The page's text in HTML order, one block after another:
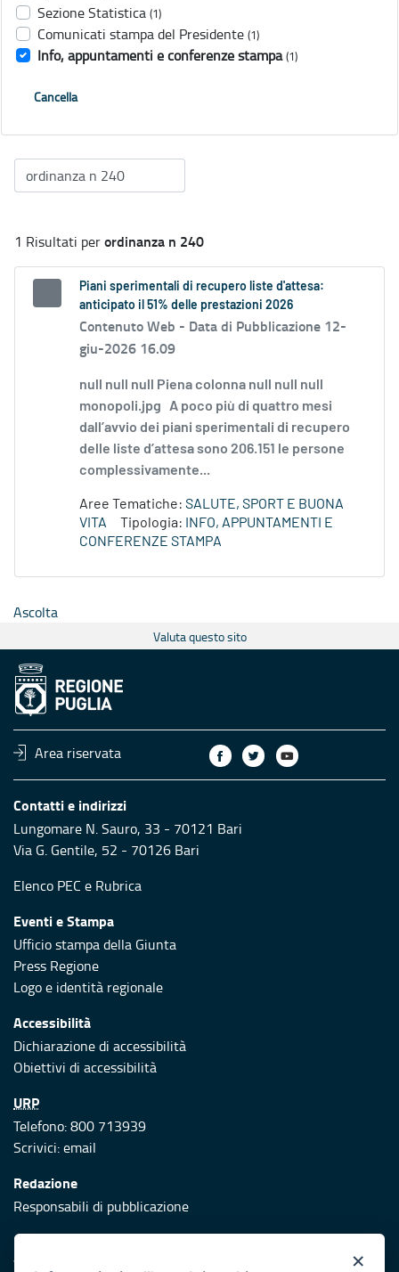
Sezione Statistica (1)
Comunicati stampa del Presidente (1)
Info, appuntamenti e conferenze stampa (1)
Cancella
1 Risultati perordinanza n 240
Piani sperimentali di recupero liste d'attesa:
anticipato il 51% delle prestazioni 2026
Contenuto Web - Data di Pubblicazione 12-
giu-2026 16.09
null null null Piena colonna null null null
monopoli.jpg A poco più di quattro mesi
dall’avvio dei piani sperimentali di recupero
delle liste d’attesa sono 206.151 le persone
complessivamente...
Aree Tematiche: SALUTE, SPORT E BUONA
VITA
Tipologia:
INFO, APPUNTAMENTI E
CONFERENZE STAMPA
Ascolta
Valuta questo sito
Area riservata
Contatti e indirizzi
Lungomare N. Sauro, 33 - 70121 Bari
Via G. Gentile, 52 - 70126 Bari
Elenco PEC e Rubrica
Eventi e Stampa
Ufficio stampa della Giunta
Press Regione
Logo e identità regionale
Accessibilità
Dichiarazione di accessibilità
Obiettivi di accessibilità
URP
Telefono: 800 713939
Scrivici:email
Redazione
Responsabili di pubblicazione
Protezione civile
Vai al sito di Protezione Civile Puglia ×